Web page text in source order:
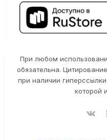
При любом
обязательна.
при наличии
которой